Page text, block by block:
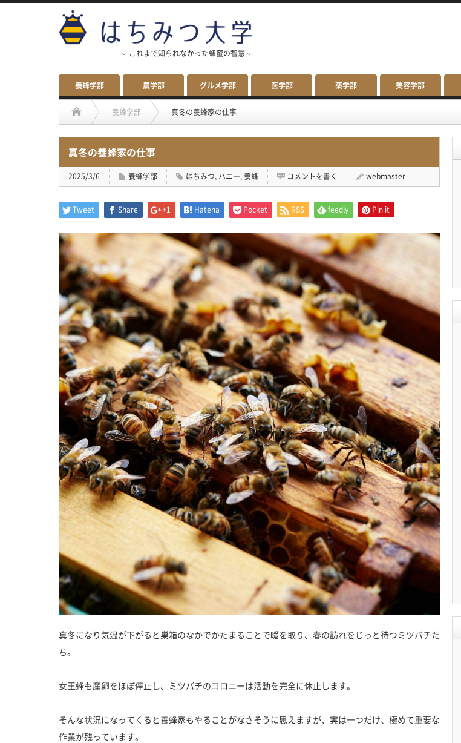
～ これまで知られなかった蜂蜜の智慧～
養蜂学部 農学部 グルメ学部 医学部 薬学部 美容学部
養蜂学部 真冬の養蜂家の仕事
真冬の養蜂家の仕事
2025/3/6 養蜂学部 はちみつ, ハニー,養蜂 コメントを書く webmaster
Tweet Share +1 Hatena Pocket RSS feedly Pin it
真冬になり気温が下がると巣箱のなかでかたまることで暖を取り、春の訪れをじっと待つミツバチた
ち。
女王蜂も産卵をほぼ停止し、ミツバチのコロニーは活動を完全に休止します。
そんな状況になってくると養蜂家もやることがなさそうに思えますが、実は一つだけ、極めて重要な
作業が残っています。